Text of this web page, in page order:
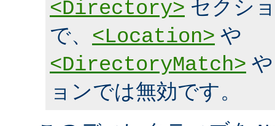
<Directory> セクシ
で、 <Location> や
<DirectoryMatch>
ョンでは無効です。